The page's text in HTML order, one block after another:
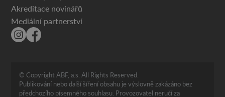
Akreditace novinářů
Mediální partnerství
© Copyright ABF, a.s. All Rights Reserved.
Publikování nebo další šíření obsahu je výslovně zakázáno bez
předchozího písemného souhlasu. Provozovatel neručí za